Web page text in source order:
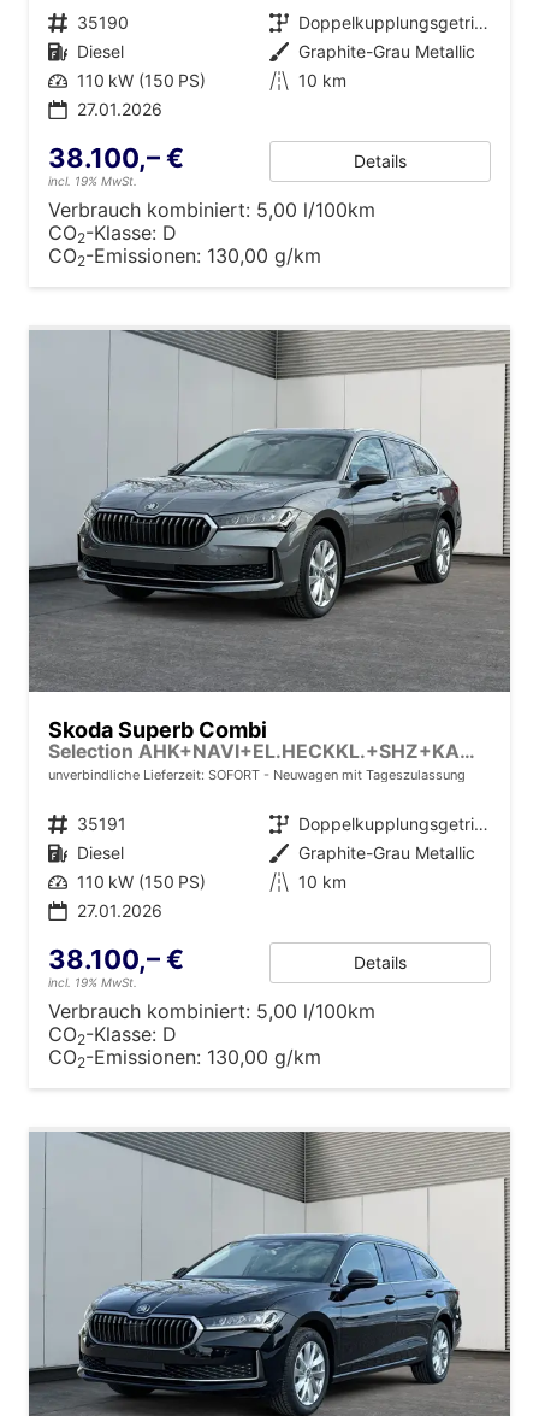
Fahrzeugnr. 35190 Getriebe
Doppelkupplungsgetriebe (DSG)
Kraftstoff Diesel Außenfarbe Graphite-Grau Metallic
Leistung 110 kW (150 PS) Kilometerstand 10 km
27.01.2026
38.100,– €
incl. 19% MwSt.
Details
Verbrauch kombiniert: 5,00 l/100km
CO2-Klasse: D
CO2-Emissionen: 130,00 g/km
Skoda Superb Combi
Selection AHK+NAVI+EL.HECKKL.+SHZ+KAMERA+LED
unverbindliche Lieferzeit: SOFORT Neuwagen mit Tageszulassung
Fahrzeugnr. 35191 Getriebe
Doppelkupplungsgetriebe (DSG)
Kraftstoff Diesel Außenfarbe Graphite-Grau Metallic
Leistung 110 kW (150 PS) Kilometerstand 10 km
27.01.2026
38.100,– €
incl. 19% MwSt.
Details
Verbrauch kombiniert: 5,00 l/100km
CO2-Klasse: D
CO2-Emissionen: 130,00 g/km